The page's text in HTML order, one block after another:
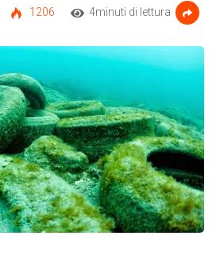
1206 4minuti di lettura